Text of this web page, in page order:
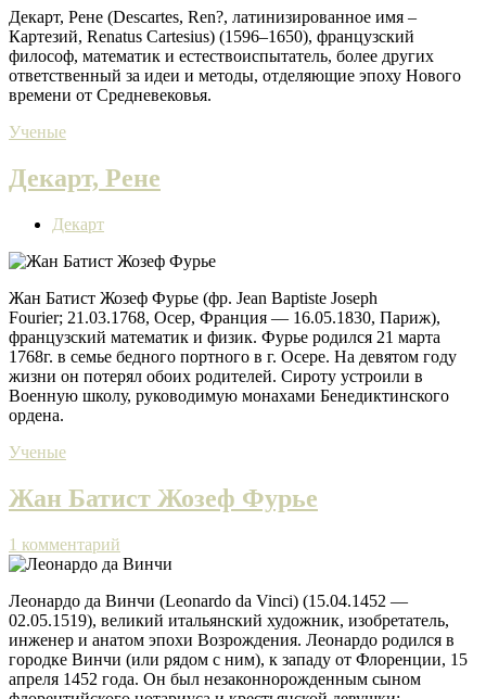
Декарт, Рене (Descartes, Ren?, латинизированное имя –
Картезий, Renatus Cartesius) (1596–1650), французский
философ, математик и естествоиспытатель, более других
ответственный за идеи и методы, отделяющие эпоху Нового
времени от Cредневековья.
Ученые
Декарт, Рене
Декарт
Жан Батист Жозеф Фурье (фр. Jean Baptiste Joseph
Fourier; 21.03.1768, Осер, Франция — 16.05.1830, Париж),
французский математик и физик. Фурье родился 21 марта
1768г. в семье бедного портного в г. Осере. На девятом году
жизни он потерял обоих родителей. Сироту устроили в
Военную школу, руководимую монахами Бенедиктинского
ордена.
Ученые
Жан Батист Жозеф Фурье
1 комментарий
Леонардо да Винчи (Leonardo da Vinci) (15.04.1452 —
02.05.1519), великий итальянский художник, изобретатель,
инженер и анатом эпохи Возрождения. Леонардо родился в
городке Винчи (или рядом с ним), к западу от Флоренции, 15
апреля 1452 года. Он был незаконнорожденным сыном